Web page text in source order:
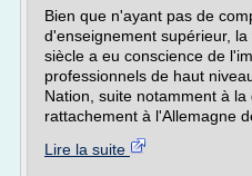
Bien que n'ayant pas de
d'enseignement supérieur,
siècle a eu conscience de
professionnels de haut
Nation, suite notamment à
rattachement à l'Allemagne
Lire la suite